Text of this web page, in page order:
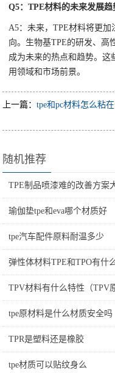
Q5：TPE材料的未来发展趋
A5：未来，TPE材料将更
向。生物基TPE的研发、高
成为未来的热点和趋势。这
用领域和市场前景。
上一篇：tpe和pc材料怎么粘在
随机推荐
TPE制品喷漆难的改善方案
瑜伽垫tpe和eva哪个材质好
tpe汽车配件原料耐温多少
弹性体材料TPE和TPO有什
TPV材料有什么特性（TPV
tpe原材料是什么材质安全吗
TPR是塑料还是橡胶
tpe材质可以贴纹身么